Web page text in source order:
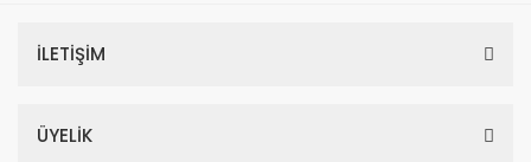
İLETİŞİM
ÜYELİK